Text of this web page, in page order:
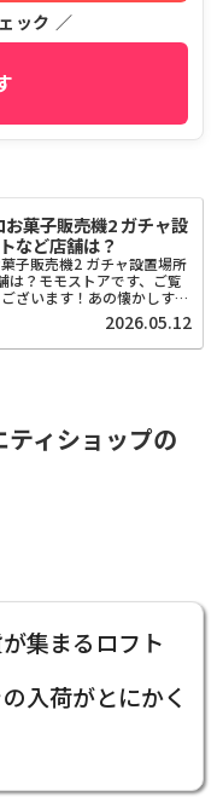
ック ／
お菓子販売機2 ガチャ設
など店舗は？
菓子販売機2 ガチャ設置場所
は？モモストアです、ご覧
ざいます！あの懐かしすぎ
売機2」のガチャガチャ、も
か？昭和のドライブインにあ
2026.05.12
ィショップの
集まるロフト
入荷がとにかく